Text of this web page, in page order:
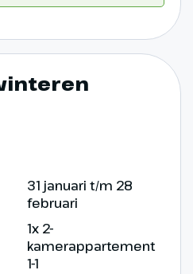
31 januari t/m 28
februari
1x 2-
kamerappartement
1-1